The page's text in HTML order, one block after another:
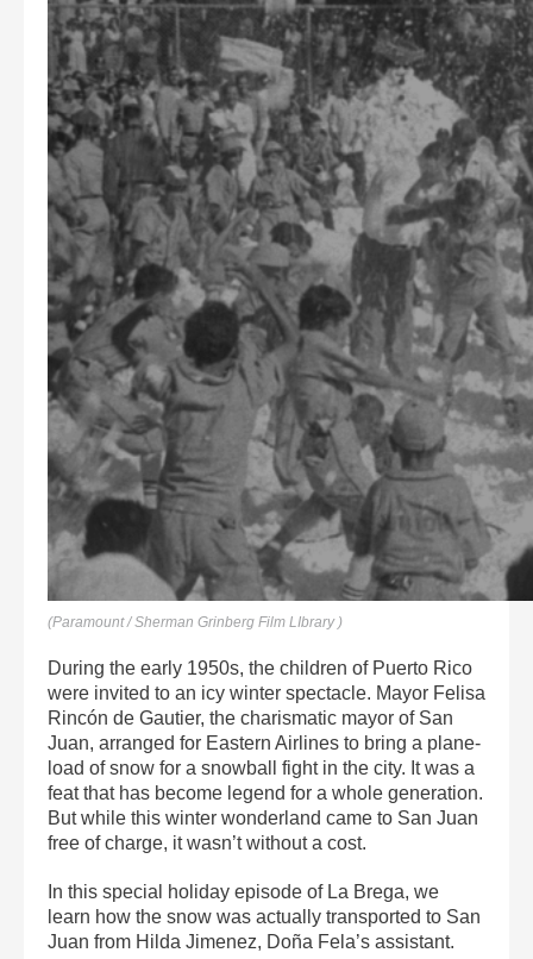
(Paramount / Sherman Grinberg Film LIbrary )
During the early 1950s, the children of Puerto Rico
were invited to an icy winter spectacle. Mayor Felisa
Rincón de Gautier, the charismatic mayor of San
Juan, arranged for Eastern Airlines to bring a plane-
load of snow for a snowball fight in the city. It was a
feat that has become legend for a whole generation.
But while this winter wonderland came to San Juan
free of charge, it wasn’t without a cost.
In this special holiday episode of La Brega, we
learn how the snow was actually transported to San
Juan from Hilda Jimenez, Doña Fela’s assistant.